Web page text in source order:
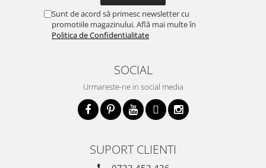
Sunt de acord să primesc newsletter cu
promotiile magazinului. Află mai multe în
Politica de Confidentialitate
SOCIAL
Urmareste-ne in social media
SUPORT CLIENTI